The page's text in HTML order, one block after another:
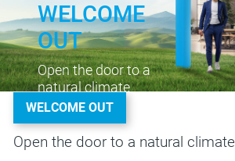
WELCOME OUT
Open the door to a natural climate
WELCOME
OUT
Open the door to a
natural climate